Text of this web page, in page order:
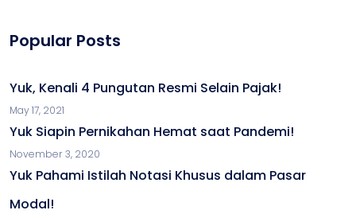
Popular Posts
Yuk, Kenali 4 Pungutan Resmi Selain Pajak!
May 17, 2021
Yuk Siapin Pernikahan Hemat saat Pandemi!
November 3, 2020
Yuk Pahami Istilah Notasi Khusus dalam Pasar
Modal!